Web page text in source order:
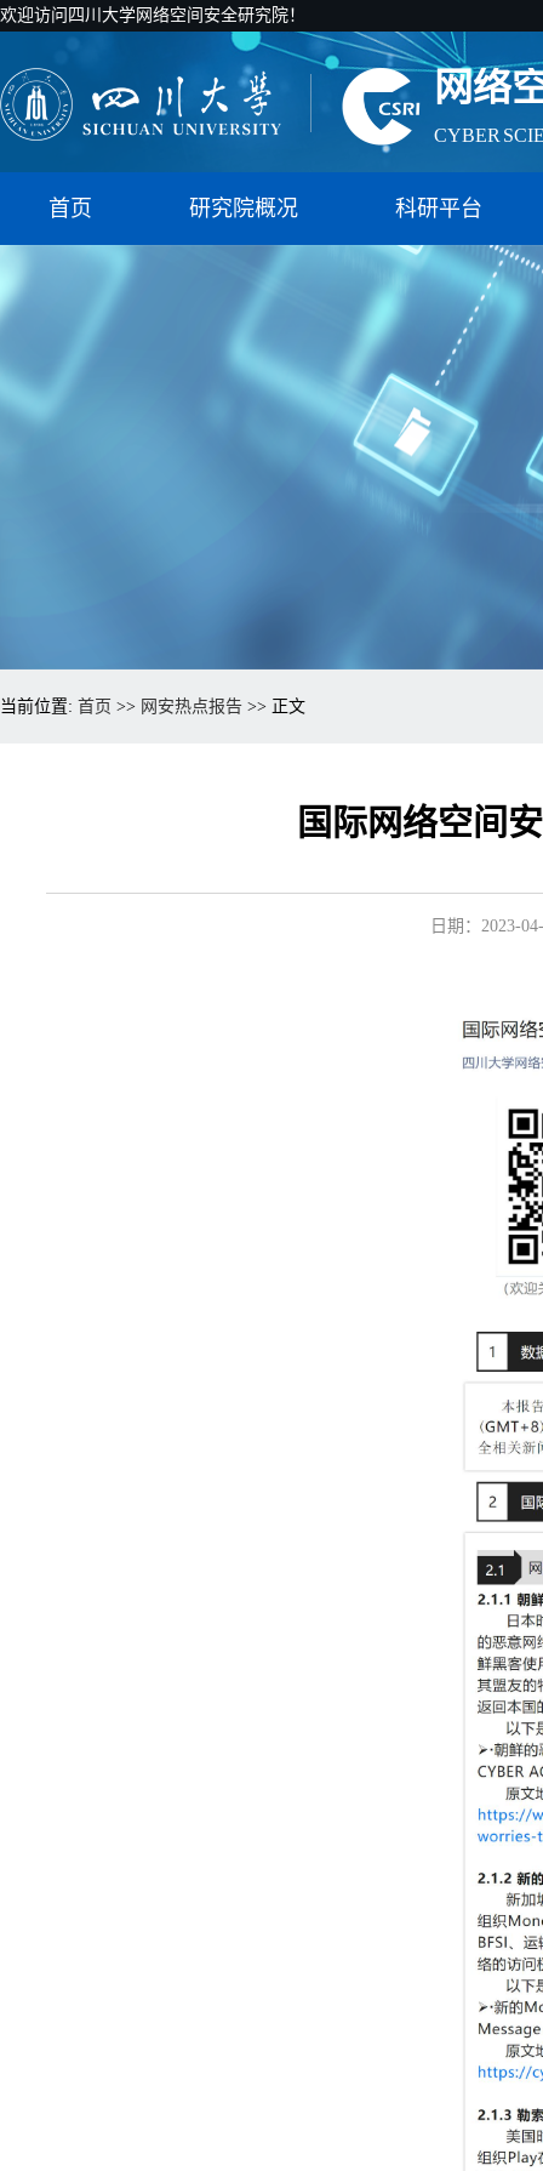
欢迎访问四川大学网络空间安全研究院！
网络
CYBER
国家智能
首页 研究院概况 科研平台
当前位置: 首页 >> 网安热点报告 >> 正文
国际网络空间
日期：2023-